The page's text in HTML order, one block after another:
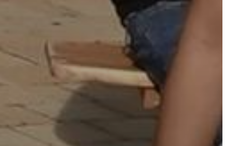
FEJLESZTÉSEK
KÖRNYEZETVÉDELEM
TELEPÜLÉSRENDEZÉS
STRATÉGIÁK
ÉS
KONCEPCIÓK